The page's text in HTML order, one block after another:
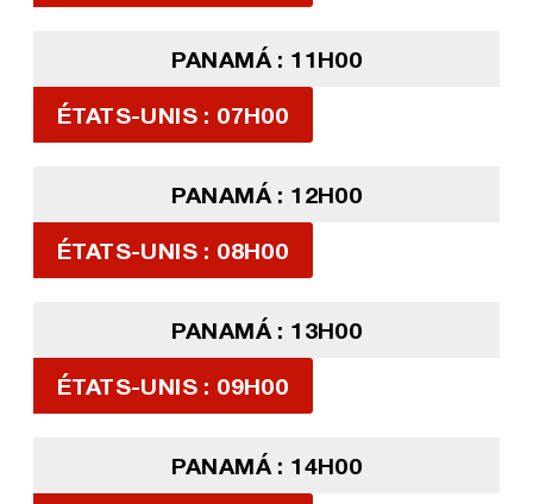
PANAMÁ : 11H00
ÉTATS-UNIS : 07H00
PANAMÁ : 12H00
ÉTATS-UNIS : 08H00
PANAMÁ : 13H00
ÉTATS-UNIS : 09H00
PANAMÁ : 14H00